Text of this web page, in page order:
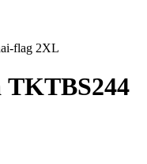
flag 2XL